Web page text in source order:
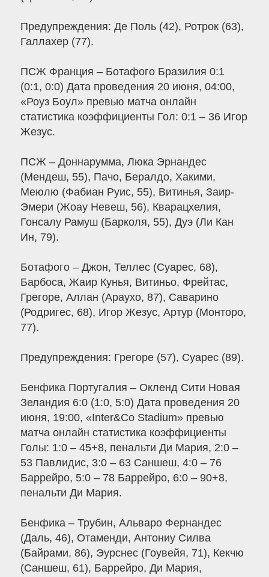
Предупреждения: Де Поль (42), Ротрок (63),
Галлахер (77).
ПСЖ Франция – Ботафого Бразилия 0:1
(0:1, 0:0) Дата проведения 20 июня, 04:00,
«Роуз Боул» превью матча онлайн
статистика коэффициенты Гол: 0:1 – 36 Игор
Жезус.
ПСЖ – Доннарумма, Люка Эрнандес
(Мендеш, 55), Пачо, Бералдо, Хакими,
Меюлю (Фабиан Руис, 55), Витинья, Заир-
Эмери (Жоау Невеш, 56), Кварацхелия,
Гонсалу Рамуш (Барколя, 55), Дуэ (Ли Кан
Ин, 79).
Ботафого – Джон, Теллес (Суарес, 68),
Барбоса, Жаир Кунья, Витиньо, Фрейтас,
Грегоре, Аллан (Араухо, 87), Саварино
(Родригес, 68), Игор Жезус, Артур (Монторо,
77).
Предупреждения: Грегоре (57), Суарес (89).
Бенфика Португалия – Окленд Сити Новая
Зеландия 6:0 (1:0, 5:0) Дата проведения 20
июня, 19:00, «Inter&Co Stadium» превью
матча онлайн статистика коэффициенты
Голы: 1:0 – 45+8, пенальти Ди Мария, 2:0 –
53 Павлидис, 3:0 – 63 Саншеш, 4:0 – 76
Баррейро, 5:0 – 78 Баррейро, 6:0 – 90+8,
пенальти Ди Мария.
Бенфика – Трубин, Альваро Фернандес
(Даль, 46), Отаменди, Антониу Силва
(Байрами, 86), Эурснес (Гоувейя, 71), Кекчю
(Саншеш, 61), Баррейро, Ди Мария,